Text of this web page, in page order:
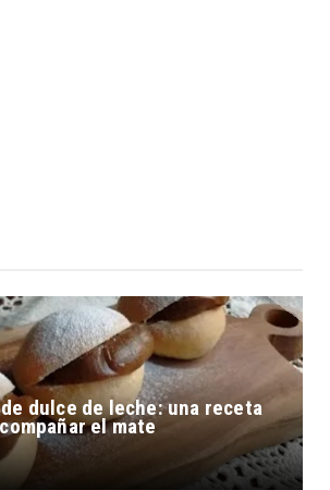
dulce de leche: una receta
el mate